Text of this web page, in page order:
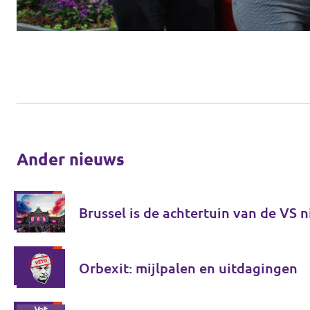
Ander nieuws
Brussel is de achtertuin van de VS
Orbexit: mijlpalen en uitdagingen